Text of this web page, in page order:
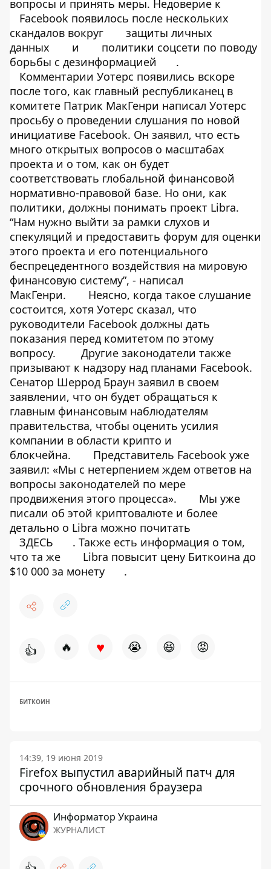
вопросы и принять меры. Недоверие к
Facebook появилось после нескольких
скандалов вокруг
защиты личных
данных
и
политики соцсети по поводу
борьбы с дезинформацией
.
Комментарии Уотерс появились вскоре
после того, как главный республиканец в
комитете Патрик МакГенри написал Уотерс
просьбу о проведении слушания по новой
инициативе Facebook. Он заявил, что есть
много открытых вопросов о масштабах
проекта и о том, как он будет
соответствовать глобальной финансовой
нормативно-правовой базе. Но они, как
политики, должны понимать проект Libra.
“Нам нужно выйти за рамки слухов и
спекуляций и предоставить форум для оценки
этого проекта и его потенциального
беспрецедентного воздействия на мировую
финансовую систему”, - написал
МакГенри.
Неясно, когда такое слушание
состоится, хотя Уотерс сказал, что
руководители Facebook должны дать
показания перед комитетом по этому
вопросу.
Другие законодатели также
призывают к надзору над планами Facebook.
Сенатор Шеррод Браун заявил в своем
заявлении, что он будет обращаться к
главным финансовым наблюдателям
правительства, чтобы оценить усилия
компании в области крипто и
блокчейна.
Представитель Facebook уже
заявил: «Мы с нетерпением ждем ответов на
вопросы законодателей по мере
продвижения этого процесса».
Мы уже
писали об этой криптовалюте и более
детально о Libra можно почитать
ЗДЕСЬ
. Также есть информация о том,
что та же
Libra повысит цену Биткоина до
$10 000 за монету
.
👍 🔥 ♥ 😭 😆 😡
БИТКОИН
14:39, 19 июня 2019
Firefox выпустил аварийный патч для
срочного обновления браузера
Информатор Украина
ЖУРНАЛИСТ